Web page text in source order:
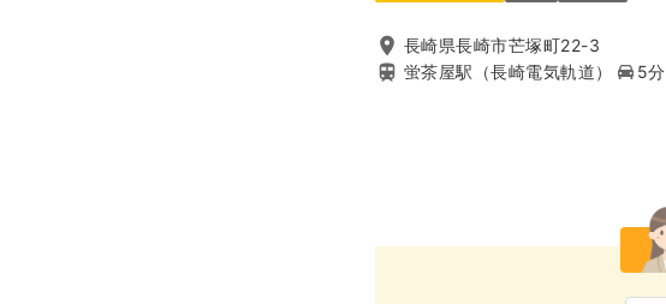
長崎県長崎市芒塚町22-3
蛍茶屋駅（長崎電気軌道）
5分